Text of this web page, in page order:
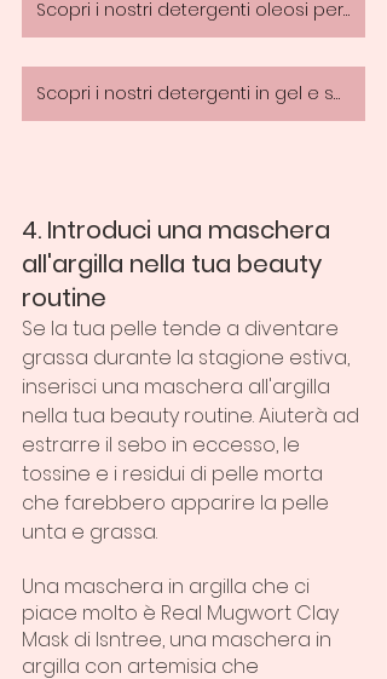
Scopri i nostri detergenti oleosi per il primo step
Scopri i nostri detergenti in gel e spuma per il secondo step
4. Introduci una maschera
all'argilla nella tua beauty
routine
Se la tua pelle tende a diventare
grassa durante la stagione estiva,
inserisci una maschera all'argilla
nella tua beauty routine. Aiuterà ad
estrarre il sebo in eccesso, le
tossine e i residui di pelle morta
che farebbero apparire la pelle
unta e grassa.
Una maschera in argilla che ci
piace molto è Real Mugwort Clay
Mask di Isntree, una maschera in
argilla con artemisia che